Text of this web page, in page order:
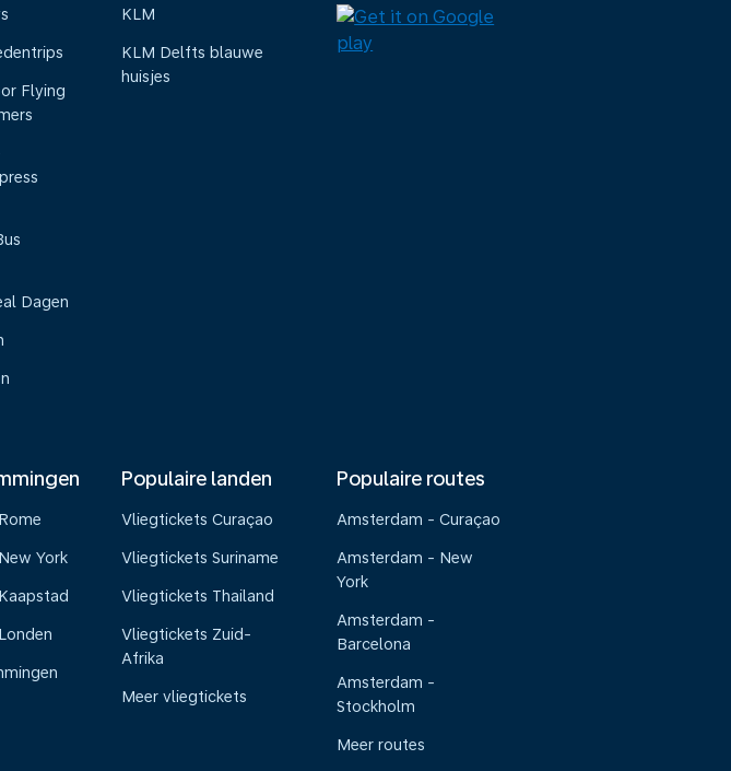
Flying
Dagen
KLM
KLM Delfts blauwe
huisjes
York
Populaire landen
Vliegtickets Curaçao
Vliegtickets Suriname
Vliegtickets Thailand
Vliegtickets Zuid-
Afrika
Meer vliegtickets
Populaire routes
Amsterdam - Curaçao
Amsterdam - New
York
Amsterdam -
Barcelona
Amsterdam -
Stockholm
Meer routes